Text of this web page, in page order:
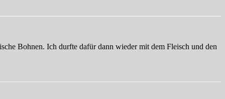
Bohnen. Ich durfte dafür dann wieder mit dem Fleisch und den